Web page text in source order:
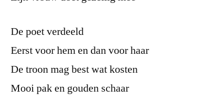
De poet verdeeld
Eerst voor hem en dan voor haar
De troon mag best wat kosten
Mooi pak en gouden schaar